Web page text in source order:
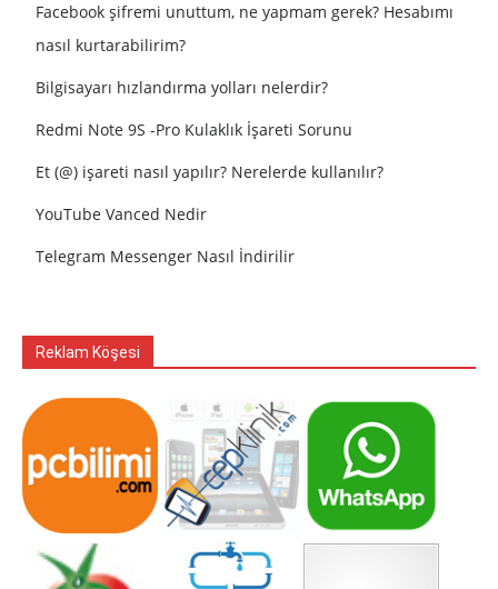
Facebook şifremi unuttum, ne yapmam gerek? Hesabımı
nasıl kurtarabilirim?
Bilgisayarı hızlandırma yolları nelerdir?
Redmi Note 9S -Pro Kulaklık İşareti Sorunu
Et (@) işareti nasıl yapılır? Nerelerde kullanılır?
YouTube Vanced Nedir
Telegram Messenger Nasıl İndirilir
Reklam Köşesi